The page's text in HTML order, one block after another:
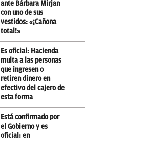
ante Bárbara Mirjan
con uno de sus
vestidos: «¡Cañona
total!»
Es oficial: Hacienda
multa a las personas
que ingresen o
retiren dinero en
efectivo del cajero de
esta forma
Está confirmado por
el Gobierno y es
oficial: en